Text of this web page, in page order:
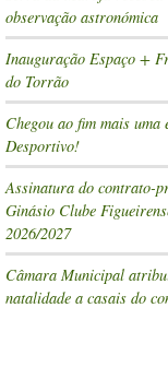
observação astronómica
Inauguração Espaço +
do Torrão
Chegou ao fim mais uma
Desportivo!
Assinatura do contrato-
Ginásio Clube
2026/2027
Câmara Municipal
natalidade a casais do